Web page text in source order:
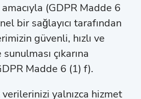
(GDPR Madde 6
bir sağlayıcı tarafından
güvenli, hızlı ve
çıkarına
Madde 6 (1) f).
verilerinizi yalnızca hizmet